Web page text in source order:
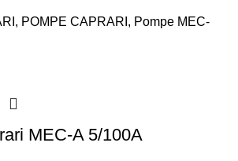
, POMPE CAPRARI , Pompe MEC-
MEC-A 5/100A